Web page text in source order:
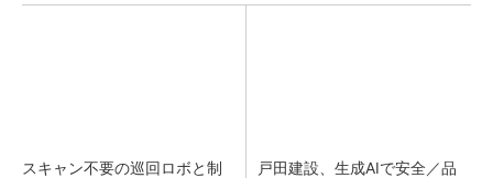
スキャン不要の巡回ロボと制
戸田建設、生成AIで安全／品